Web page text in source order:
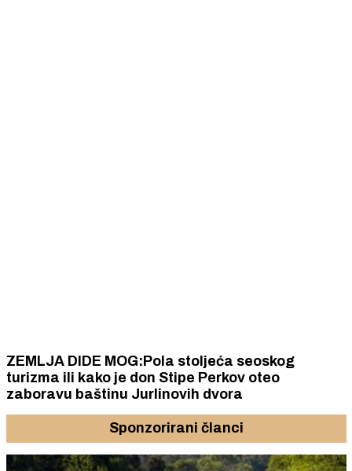
ZEMLJA DIDE MOG:Pola stoljeća seoskog
turizma ili kako je don Stipe Perkov oteo
zaboravu baštinu Jurlinovih dvora
Sponzorirani članci